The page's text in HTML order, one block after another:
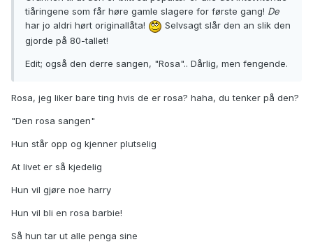
tiåringene som får høre gamle slagere for første gang! De
har jo aldri hørt originallåta!
Selvsagt slår den an slik den
gjorde på 80-tallet!
Edit; også den derre sangen, "Rosa".. Dårlig, men fengende.
Rosa, jeg liker bare ting hvis de er rosa? haha, du tenker på den?
"Den rosa sangen"
Hun står opp og kjenner plutselig
At livet er så kjedelig
Hun vil gjøre noe harry
Hun vil bli en rosa barbie!
Så hun tar ut alle penga sine